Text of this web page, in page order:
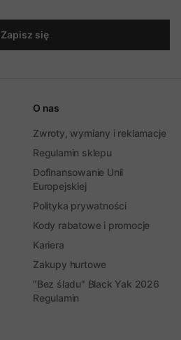
Zapisz się
O nas
Zwroty, wymiany i reklamacje
Regulamin sklepu
Dofinansowanie Unii
Europejskiej
Polityka prywatności
Kody rabatowe i promocje
Kariera
Zakupy hurtowe
"Bez śladu" Black Yak 2026
Regulamin